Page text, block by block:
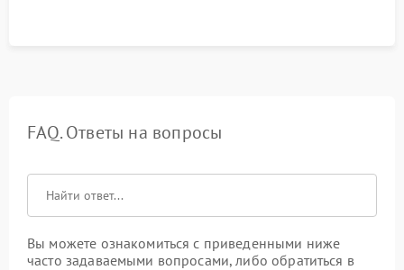
FAQ. Ответы на вопросы
Вы можете ознакомиться с приведенными ниже
часто задаваемыми вопросами, либо обратиться в